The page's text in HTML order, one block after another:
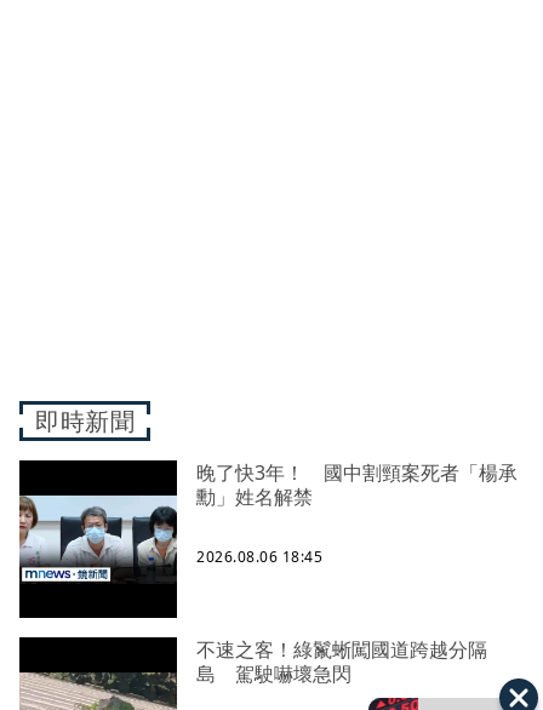
即時新聞
晚了快3年！ 國中割頸案死者「楊承
勳」姓名解禁
2026.08.06 18:45
不速之客！綠鬣蜥闖國道跨越分隔
島 駕駛嚇壞急閃